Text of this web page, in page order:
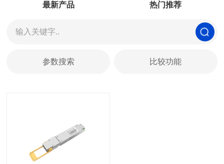
最新产品 热门推荐
参数搜索 比较功能